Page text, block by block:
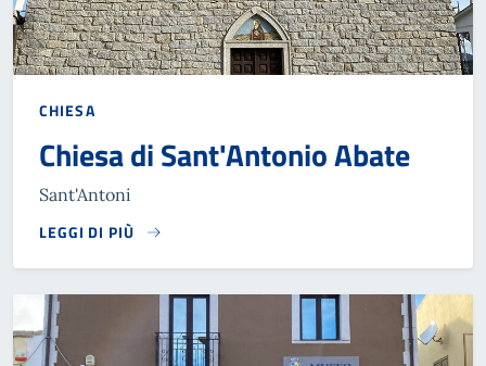
CHIESA
Chiesa di Sant'Antonio Abate
Sant'Antoni
LEGGI DI PIÙ